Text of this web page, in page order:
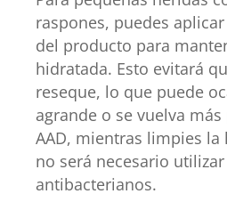
raspones, puedes
del producto para
hidratada. Esto evitará
reseque, lo que puede
agrande o se vuelva
AAD, mientras limpies
no será necesario
antibacterianos.